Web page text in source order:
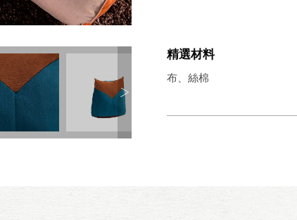
精選材料
布、絲棉